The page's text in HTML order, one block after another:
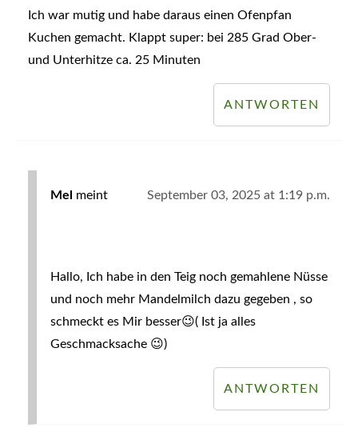
Ich war mutig und habe daraus einen Ofenpfan
Kuchen gemacht. Klappt super: bei 285 Grad Ober-
und Unterhitze ca. 25 Minuten
ANTWORTEN
Mel meint September 03, 2025 at 1:19 p.m.
Hallo, Ich habe in den Teig noch gemahlene Nüsse
und noch mehr Mandelmilch dazu gegeben , so
schmeckt es Mir besser😉( Ist ja alles
Geschmacksache 😉)
ANTWORTEN